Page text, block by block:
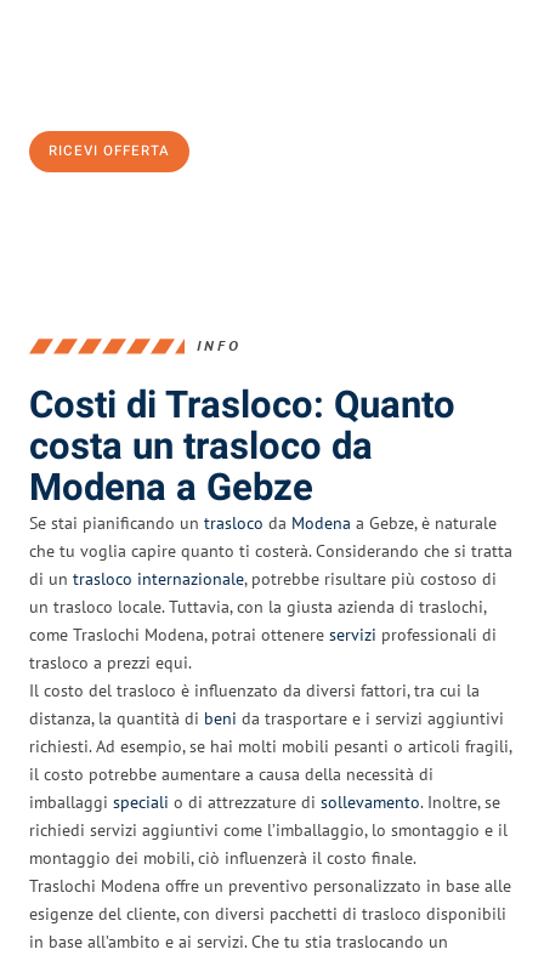
RICEVI OFFERTA
INFO
Costi di Trasloco: Quanto
costa un trasloco da
Modena a Gebze
Se stai pianificando un trasloco da Modena a Gebze, è naturale
che tu voglia capire quanto ti costerà. Considerando che si tratta
di un trasloco internazionale, potrebbe risultare più costoso di
un trasloco locale. Tuttavia, con la giusta azienda di traslochi,
come Traslochi Modena, potrai ottenere servizi professionali di
trasloco a prezzi equi.
Il costo del trasloco è influenzato da diversi fattori, tra cui la
distanza, la quantità di beni da trasportare e i servizi aggiuntivi
richiesti. Ad esempio, se hai molti mobili pesanti o articoli fragili,
il costo potrebbe aumentare a causa della necessità di
imballaggi speciali o di attrezzature di sollevamento. Inoltre, se
richiedi servizi aggiuntivi come l’imballaggio, lo smontaggio e il
montaggio dei mobili, ciò influenzerà il costo finale.
Traslochi Modena offre un preventivo personalizzato in base alle
esigenze del cliente, con diversi pacchetti di trasloco disponibili
in base all’ambito e ai servizi. Che tu stia traslocando un